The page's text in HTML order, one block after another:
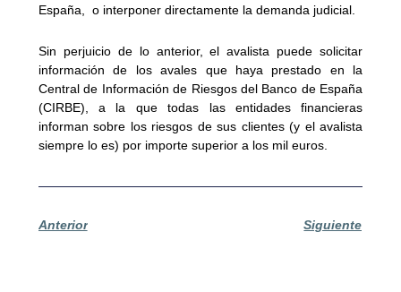
España, o interponer directamente la demanda judicial.
Sin perjuicio de lo anterior, el avalista puede solicitar
información de los avales que haya prestado en la
Central de Información de Riesgos del Banco de España
(CIRBE), a la que todas las entidades financieras
informan sobre los riesgos de sus clientes (y el avalista
siempre lo es) por importe superior a los mil euros.
Anterior Siguiente